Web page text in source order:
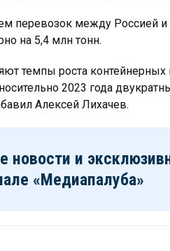
перевозок между Россией
на 5,4 млн тонн.
темпы роста
2023 года
Алексей Лихачев.
новости и
«Медиапалуба»